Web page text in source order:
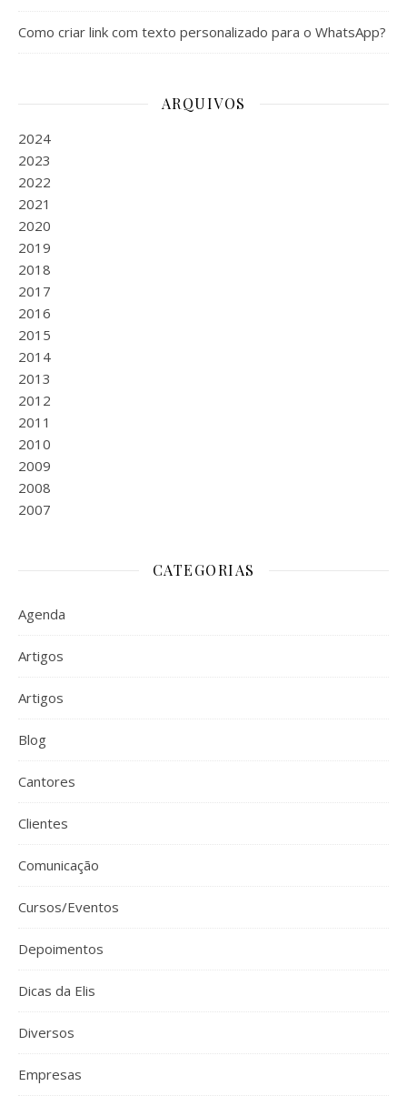
Como criar link com texto personalizado para o WhatsApp?
ARQUIVOS
2024
2023
2022
2021
2020
2019
2018
2017
2016
2015
2014
2013
2012
2011
2010
2009
2008
2007
CATEGORIAS
Agenda
Artigos
Artigos
Blog
Cantores
Clientes
Comunicação
Cursos/Eventos
Depoimentos
Dicas da Elis
Diversos
Empresas